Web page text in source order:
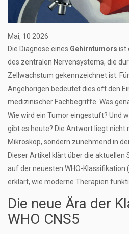
Mai, 10 2026
Die Diagnose eines Gehirntumors ist
des zentralen Nervensystems, die
Zellwachstum gekennzeichnet ist
Angehörigen bedeutet dies oft den
medizinischer Fachbegriffe. Was
Wie wird ein Tumor eingestuft? Und
gibt es heute? Die Antwort liegt nicht
Mikroskop, sondern zunehmend in
Dieser Artikel klärt über die aktuellen
auf der neuesten WHO-Klassifikation
erklärt, wie moderne Therapien
Die neue Ära der
WHO CNS5